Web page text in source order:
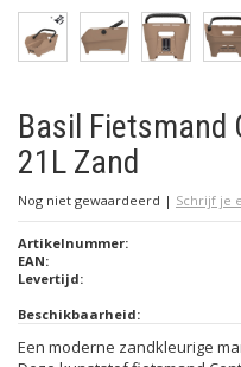
Basil Fietsmand
21L Zand
Nog niet gewaardeerd | Schrijf je
Artikelnummer:
EAN:
Levertijd:
Beschikbaarheid:
Een moderne zandkleurige